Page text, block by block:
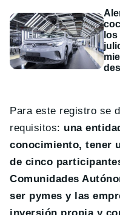
Para este registro se
requisitos: una
conocimiento, tener
de cinco
Comunidades
ser pymes y las